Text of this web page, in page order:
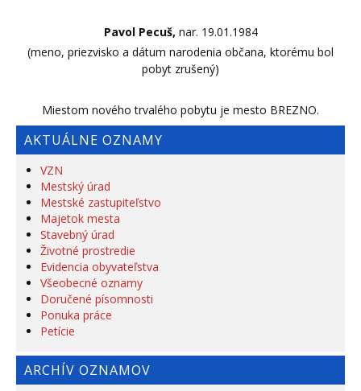
Pavol Pecuš, nar. 19.01.1984
(meno, priezvisko a dátum narodenia občana, ktorému bol
pobyt zrušený)
Miestom nového trvalého pobytu je mesto BREZNO.
AKTUÁLNE OZNAMY
VZN
Mestský úrad
Mestské zastupiteľstvo
Majetok mesta
Stavebný úrad
Životné prostredie
Evidencia obyvateľstva
Všeobecné oznamy
Doručené písomnosti
Ponuka práce
Petície
ARCHÍV OZNAMOV